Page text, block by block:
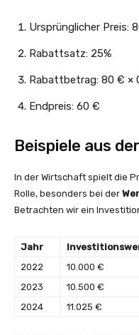
Ursprünglicher Preis:
Rabattsatz: 25%
Rabattbetrag: 80 € ×
Endpreis: 60 €
Beispiele aus
In der Wirtschaft spielt die
Rolle, besonders bei der
Betrachten wir ein
Jahr
2022
10.000 €
2023
10.500 €
2024
11.025 €